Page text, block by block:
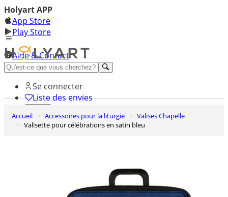
Holyart APP
App Store
Play Store
Aide & Contact
Découvrez Premium
Se connecter
Liste des envies
0
Panier
Accueil Accessoires pour la liturgie
Valises Chapelle
Valisette pour célébrations en satin bleu